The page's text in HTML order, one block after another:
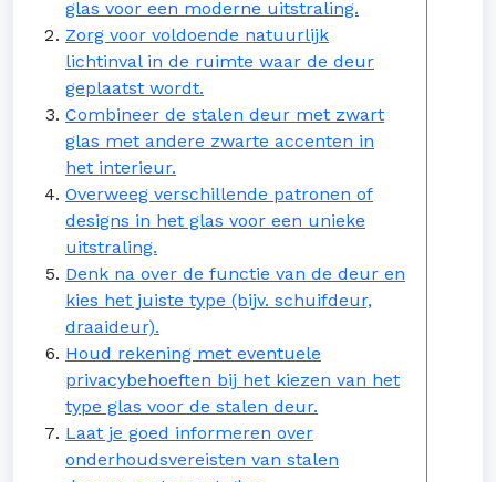
glas voor een moderne uitstraling.
Zorg voor voldoende natuurlijk
lichtinval in de ruimte waar de deur
geplaatst wordt.
Combineer de stalen deur met zwart
glas met andere zwarte accenten in
het interieur.
Overweeg verschillende patronen of
designs in het glas voor een unieke
uitstraling.
Denk na over de functie van de deur en
kies het juiste type (bijv. schuifdeur,
draaideur).
Houd rekening met eventuele
privacybehoeften bij het kiezen van het
type glas voor de stalen deur.
Laat je goed informeren over
onderhoudsvereisten van stalen